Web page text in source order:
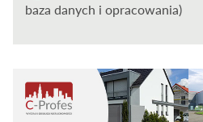
baza danych i opracowania)